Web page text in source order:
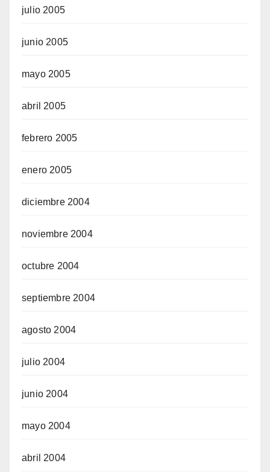
julio 2005
junio 2005
mayo 2005
abril 2005
febrero 2005
enero 2005
diciembre 2004
noviembre 2004
octubre 2004
septiembre 2004
agosto 2004
julio 2004
junio 2004
mayo 2004
abril 2004